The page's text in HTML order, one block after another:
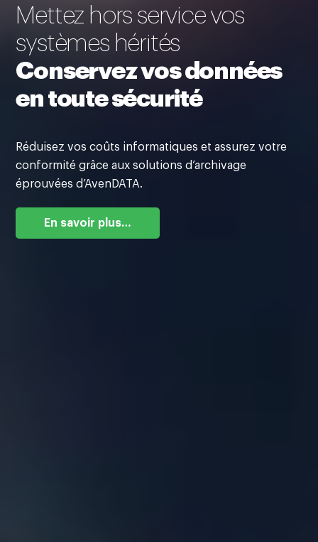
Mettez hors service vos
systèmes hérités
Conservez vos données
en toute sécurité
Réduisez vos coûts informatiques et assurez votre
conformité grâce aux solutions d’archivage
éprouvées d’AvenDATA.
En savoir plus…